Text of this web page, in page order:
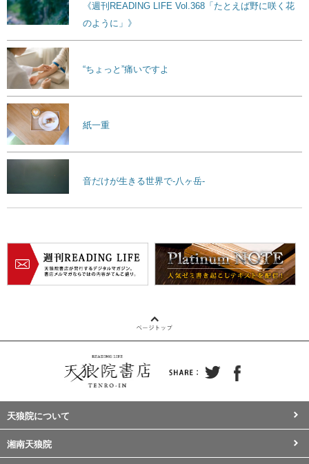
《週刊READING LIFE Vol.368「たとえば野に咲く花
のように」》
“ちょっと”痛いですよ
紙一重
音だけが生きる世界で-八ヶ岳-
天狼院について
湘南天狼院